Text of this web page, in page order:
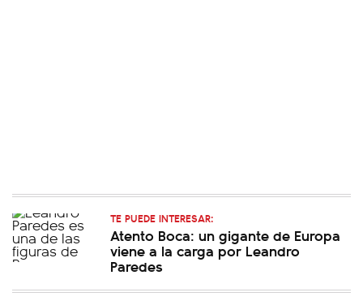
TE PUEDE INTERESAR:
Atento Boca: un gigante de Europa
viene a la carga por Leandro
Paredes